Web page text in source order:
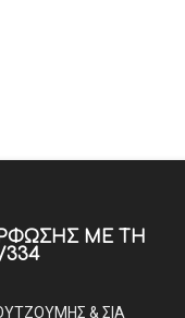
ΜΕ ΤΗ
334
& ΣΙΑ